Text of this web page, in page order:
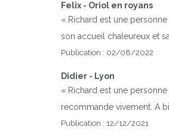
Felix - Oriol en royans
« Richard est une
son accueil chaleureux et
Publication : 02/08/2022
Didier - Lyon
« Richard est une
recommande vivement. A
Publication : 12/12/2021